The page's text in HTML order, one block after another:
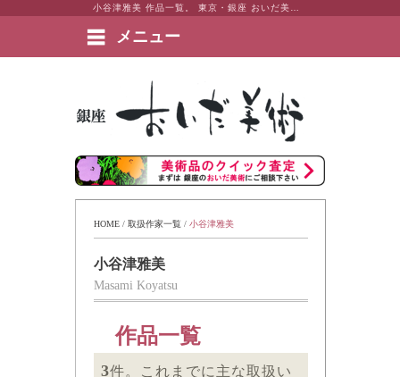
メニュー
絵画など美術品の販売と買取 | 東京・銀座 おいだ美術
HOME / 取扱作家一覧 / 小谷津雅美
小谷津雅美
Masami Koyatsu
作品一覧
3件。これまでに主な取扱い